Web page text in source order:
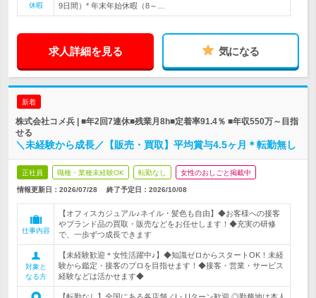
休暇
9日間）* 年末年始休暇（8～…
求人詳細を見る 気になる
新着
株式会社コメ兵 | ■年2回7連休■残業月8h■定着率91.4％ ■年収550万～目指
せる
＼未経験から成長／【販売・買取】平均賞与4.5ヶ月＊転勤無し
正社員 職種・業種未経験OK 転勤なし 女性のおしごと掲載中
情報更新日：2026/07/28 終了予定日： 2026/10/08
仕事内容
【オフィスカジュアル♪ネイル・髪色も自由】◆お客様への接客
やブランド品の買取・販売などをお任せします！◆充実の研修
で、一歩ずつ成長できます
対象と
なる方
【未経験歓迎＊女性活躍中♪】◆知識ゼロからスタートOK！未経
験から鑑定・接客のプロを目指せます！◆接客・営業・サービス
経験などは活かせます◆